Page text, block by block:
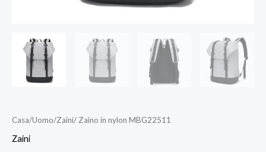
Casa/Uomo/Zaini/ Zaino in nylon MBG22511
Zaini